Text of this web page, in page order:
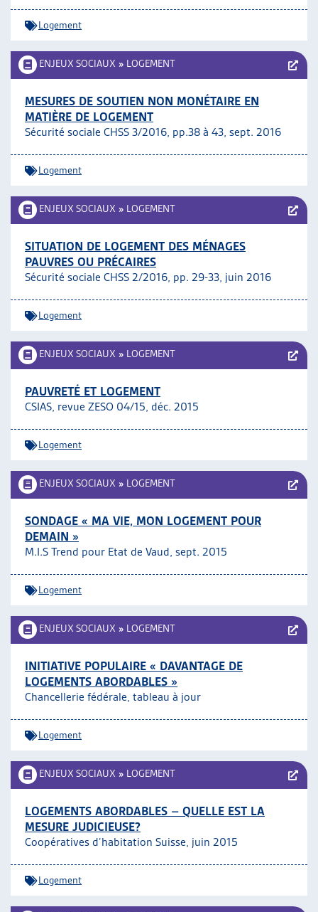
Logement
ENJEUX SOCIAUX » LOGEMENT
MESURES DE SOUTIEN NON MONÉTAIRE EN
MATIÈRE DE LOGEMENT
Sécurité sociale CHSS 3/2016, pp.38 à 43, sept. 2016
Logement
ENJEUX SOCIAUX » LOGEMENT
SITUATION DE LOGEMENT DES MÉNAGES
PAUVRES OU PRÉCAIRES
Sécurité sociale CHSS 2/2016, pp. 29-33, juin 2016
Logement
ENJEUX SOCIAUX » LOGEMENT
PAUVRETÉ ET LOGEMENT
CSIAS, revue ZESO 04/15, déc. 2015
Logement
ENJEUX SOCIAUX » LOGEMENT
SONDAGE « MA VIE, MON LOGEMENT POUR
DEMAIN »
M.I.S Trend pour Etat de Vaud, sept. 2015
Logement
ENJEUX SOCIAUX » LOGEMENT
INITIATIVE POPULAIRE « DAVANTAGE DE
LOGEMENTS ABORDABLES »
Chancellerie fédérale, tableau à jour
Logement
ENJEUX SOCIAUX » LOGEMENT
LOGEMENTS ABORDABLES – QUELLE EST LA
MESURE JUDICIEUSE?
Coopératives d’habitation Suisse, juin 2015
Logement